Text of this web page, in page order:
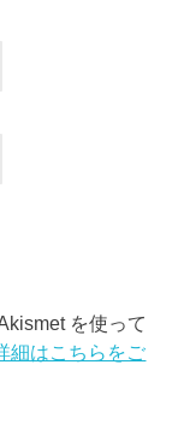
を使って
細はこちらをご